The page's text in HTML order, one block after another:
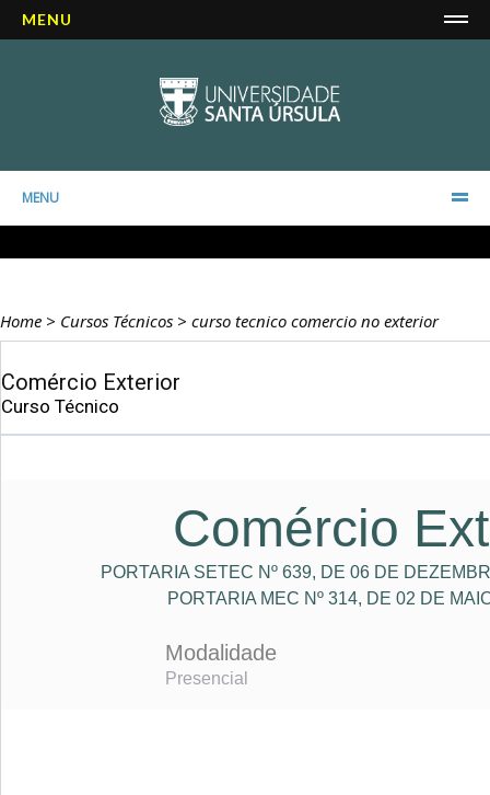
MENU
MENU
Home > Cursos Técnicos > curso tecnico comercio no exterior
Comércio Exterior
Curso Técnico
Comércio
PORTARIA SETEC Nº 639, DE 06 DE
PORTARIA MEC Nº 314, DE 02 DE
Modalidade
Presencial